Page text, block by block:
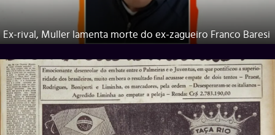
Ex-rival, Muller lamenta morte do ex-zagueiro Franco Baresi